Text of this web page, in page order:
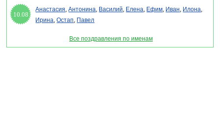
10.08
Анастасия,Антонина, Василий, Елена, Ефим, Иван, Илона,
Ирина,Остап, Павел
Все поздравления по именам